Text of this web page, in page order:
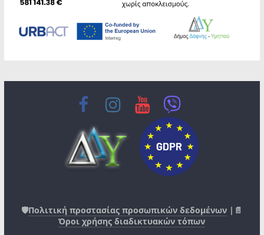
🛡️Πολιτική προστασίας προσωπικών δεδομένων |📄
Όροι χρήσης διαδικτυακών τόπων